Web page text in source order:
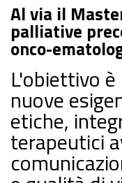
Al via il
palliative
onco-
L'obiettivo
nuove
etiche,
terapeutici